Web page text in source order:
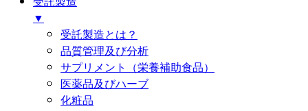
▼
受託製造とは？
品質管理及び分析
サプリメント（栄養補助食品）
医薬品及びハーブ
化粧品